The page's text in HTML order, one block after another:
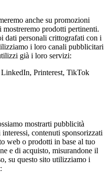
anche su promozioni
mostreremo prodotti pertinenti.
dati personali crittografati con i
i loro canali pubblicitari
già i loro servizi:
Printerest, TikTok
mostrarti pubblicità
contenuti sponsorizzati
web o prodotti in base al tuo
e di acquisto, misurandone il
su questo sito utilizziamo i